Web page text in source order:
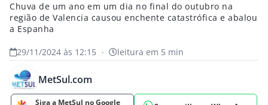
Chuva de um ano em um dia no final do outubro na
região de Valencia causou enchente catastrófica e abalou
a Espanha
29/11/2024 às 12:15 • leitura em 5 min
MetSul.com
Siga a MetSul no Google